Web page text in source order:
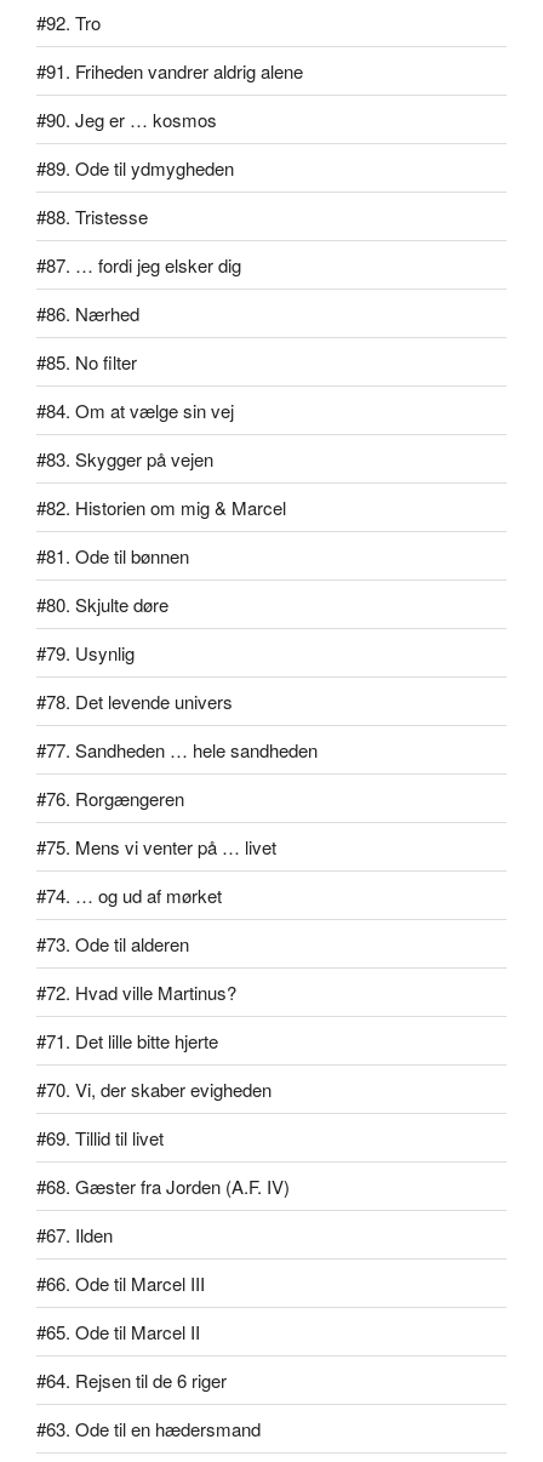
#92. Tro
#91. Friheden vandrer aldrig alene
#90. Jeg er … kosmos
#89. Ode til ydmygheden
#88. Tristesse
#87. … fordi jeg elsker dig
#86. Nærhed
#85. No filter
#84. Om at vælge sin vej
#83. Skygger på vejen
#82. Historien om mig & Marcel
#81. Ode til bønnen
#80. Skjulte døre
#79. Usynlig
#78. Det levende univers
#77. Sandheden … hele sandheden
#76. Rorgængeren
#75. Mens vi venter på … livet
#74. … og ud af mørket
#73. Ode til alderen
#72. Hvad ville Martinus?
#71. Det lille bitte hjerte
#70. Vi, der skaber evigheden
#69. Tillid til livet
#68. Gæster fra Jorden (A.F. IV)
#67. Ilden
#66. Ode til Marcel III
#65. Ode til Marcel II
#64. Rejsen til de 6 riger
#63. Ode til en hædersmand